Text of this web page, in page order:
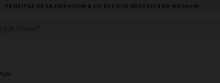
PROFITEZ DE LA LIVRAISON & DU RETOUR GRATUITS EN MAGASIN​
Pulls